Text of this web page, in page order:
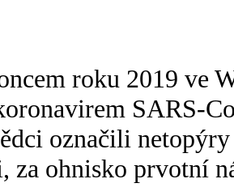
roku 2019 ve
SARS-
označili
za ohnisko prvotní